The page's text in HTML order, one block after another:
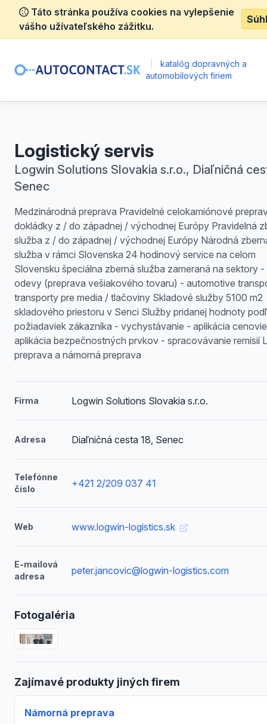
Táto stránka používa cookies na vylepšenie
vášho užívateľského zážitku.
katalóg dopravných a
automobilových firiem
Logistický servis
Logwin Solutions Slovakia s.r.o., Diaľničná
Senec
Medzinárodná preprava Pravidelné celokamiónové
dokládky z / do západnej / východnej Európy Pravidelná
služba z / do západnej / východnej Európy Národná
služba v rámci Slovenska 24 hodinový service na celom
Slovensku špeciálna zberná služba zameraná na sektory -
odevy (preprava vešiakového tovaru) - automotive
transporty pre media / tlačoviny Skladové služby 5100 m2
skladového priestoru v Senci Služby pridanej hodnoty
požiadaviek zákazníka - vychystávanie - aplikácia
aplikácia bezpečnostných prvkov - spracovávanie remisií
preprava a námorná preprava
Firma Logwin Solutions Slovakia s.r.o.
Adresa Diaľničná cesta 18, Senec
Telefónne
číslo
+421 2/209 037 41
Web www.logwin-logistics.sk
E-mailová
adresa
peter.jancovic@logwin-logistics.com
Fotogaléria
Zajímavé produkty jiných firem
Námorná preprava